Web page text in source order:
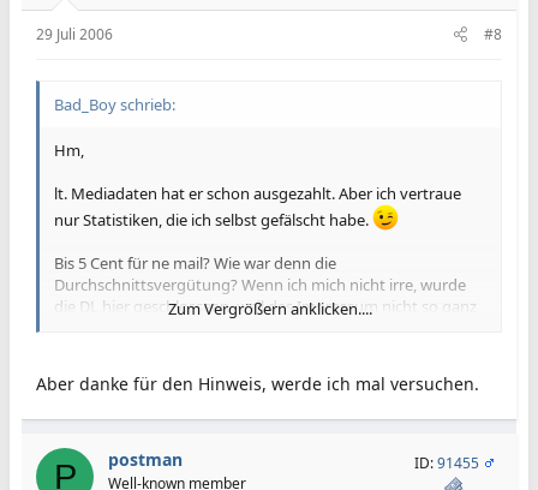
29 Juli 2006 #8
Bad_Boy schrieb:
Hm,
lt. Mediadaten hat er schon ausgezahlt. Aber ich vertraue
nur Statistiken, die ich selbst gefälscht habe.
Bis 5 Cent für ne mail? Wie war denn die
Durchschnittsvergütung? Wenn ich mich nicht irre, wurde
die DL hier geschlosseen, weil das Impressum nicht so ganz
an www.umbudsman.atwenden. Evt. können die helfen.
Zum Vergrößern anklicken....
Aber danke für den Hinweis, werde ich mal versuchen.
P postman
Well-known member
ID:91455